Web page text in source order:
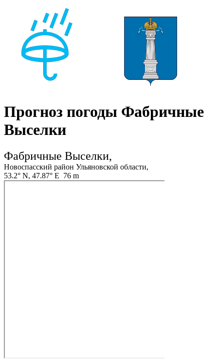
Прогноз погоды Фабричные
Выселки
Фабричные Выселки,
Новоспасский район Ульяновской области,
53.2° N, 47.87° E 76 m